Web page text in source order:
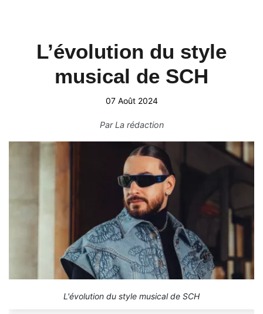
L’évolution du style
musical de SCH
07 Août 2024
ParLa rédaction
L'évolution du style musical de SCH